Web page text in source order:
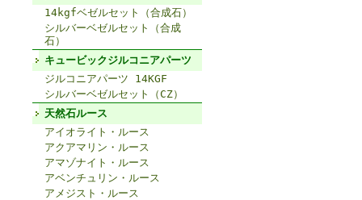
14kgfベゼルセット（合成石）
シルバーベゼルセット（合成
石）
キュービックジルコニアパーツ
ジルコニアパーツ 14KGF
シルバーベゼルセット（CZ）
天然石ルース
アイオライト・ルース
アクアマリン・ルース
アマゾナイト・ルース
アベンチュリン・ルース
アメジスト・ルース